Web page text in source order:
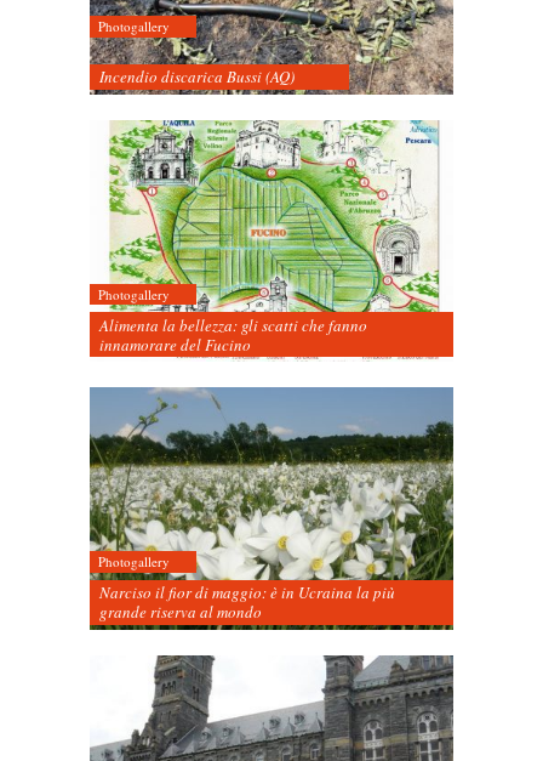
Photogallery
Incendio discarica Bussi (AQ)
Photogallery
Alimenta la bellezza: gli scatti che fanno
innamorare del Fucino
Photogallery
Narciso il fior di maggio: è in Ucraina la più
grande riserva al mondo